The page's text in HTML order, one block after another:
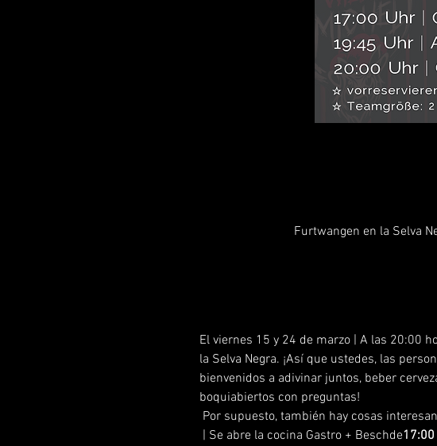
Furtwangen en la Selva
El viernes 15 y 24 de marzo | A las 20:00
la Selva Negra. ¡Así que ustedes, las
bienvenidos a adivinar juntos, beber
boquiabiertos con preguntas!
Por supuesto, también hay cosas
| Se abre la cocina Gastro + Beschde17:00